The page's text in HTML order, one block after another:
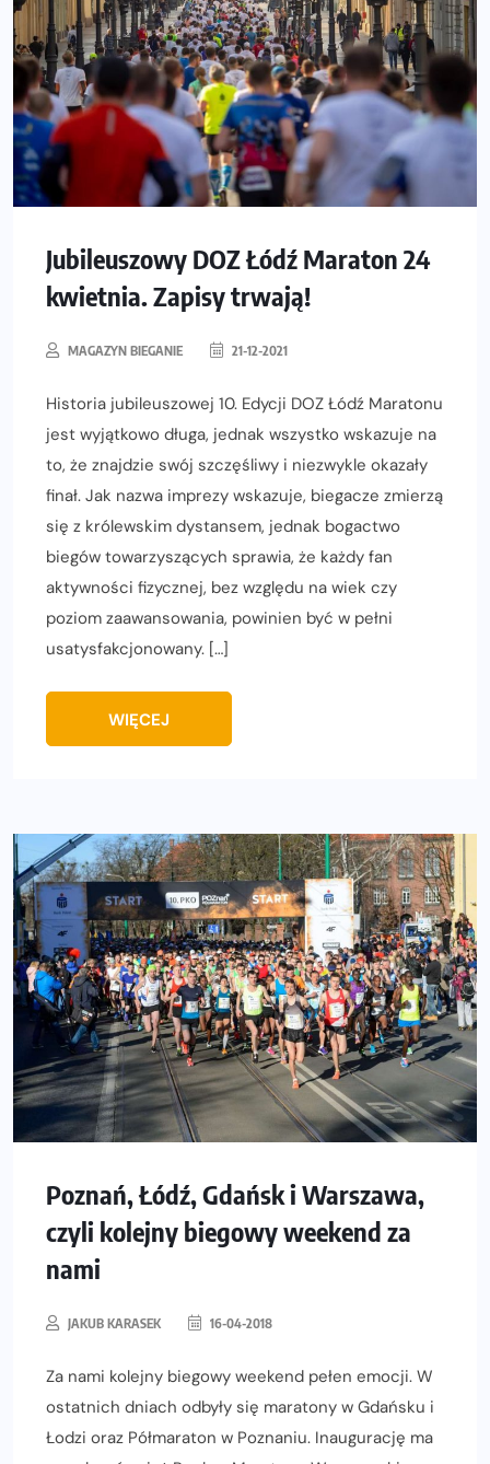
Jubileuszowy DOZ Łódź Maraton 24
kwietnia. Zapisy trwają!
MAGAZYN BIEGANIE 21-12-2021
Historia jubileuszowej 10. Edycji DOZ Łódź Maratonu
jest wyjątkowo długa, jednak wszystko wskazuje na
to, że znajdzie swój szczęśliwy i niezwykle okazały
finał. Jak nazwa imprezy wskazuje, biegacze zmierzą
się z królewskim dystansem, jednak bogactwo
biegów towarzyszących sprawia, że każdy fan
aktywności fizycznej, bez względu na wiek czy
poziom zaawansowania, powinien być w pełni
usatysfakcjonowany. […]
WIĘCEJ
Poznań, Łódź, Gdańsk i Warszawa,
czyli kolejny biegowy weekend za
nami
JAKUB KARASEK 16-04-2018
Za nami kolejny biegowy weekend pełen emocji. W
ostatnich dniach odbyły się maratony w Gdańsku i
Łodzi oraz Półmaraton w Poznaniu. Inaugurację ma